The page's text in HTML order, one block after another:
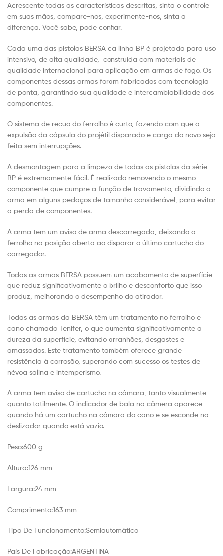
Acrescente todas as características descritas, sinta o controle
em suas mãos, compare-nos, experimente-nos, sinta a
diferença. Você sabe, pode confiar.
Cada uma das pistolas BERSA da linha BP é projetada para uso
intensivo, de alta qualidade, construída com materiais de
qualidade internacional para aplicação em armas de fogo. Os
componentes dessas armas foram fabricados com tecnologia
de ponta, garantindo sua qualidade e intercambiabilidade dos
componentes.
O sistema de recuo do ferrolho é curto, fazendo com que a
expulsão da cápsula do projétil disparado e carga do novo seja
feita sem interrupções.
A desmontagem para a limpeza de todas as pistolas da série
BP é extremamente fácil. É realizado removendo o mesmo
componente que cumpre a função de travamento, dividindo a
arma em alguns pedaços de tamanho considerável, para evitar
a perda de componentes.
A arma tem um aviso de arma descarregada, deixando o
ferrolho na posição aberta ao disparar o último cartucho do
carregador.
Todas as armas BERSA possuem um acabamento de superfície
que reduz significativamente o brilho e desconforto que isso
produz, melhorando o desempenho do atirador.
Todas as armas da BERSA têm um tratamento no ferrolho e
cano chamado Tenifer, o que aumenta significativamente a
dureza da superfície, evitando arranhões, desgastes e
amassados. Este tratamento também oferece grande
resistência à corrosão, superando com sucesso os testes de
névoa salina e intemperismo.
A arma tem aviso de cartucho na câmara, tanto visualmente
quanto tatilmente. O indicador de bala na câmera aparece
quando há um cartucho na câmara do cano e se esconde no
deslizador quando está vazio.
Peso:600 g
Altura:126 mm
Largura:24 mm
Comprimento:163 mm
Tipo De Funcionamento:Semiautomático
País De Fabricação:ARGENTINA